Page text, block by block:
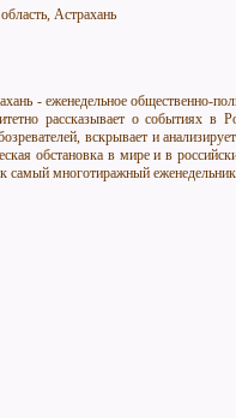
Астрахань
- еженедельное общественно-
рассказывает о событиях
вскрывает и
обстановка в мире и в
самый многотиражный